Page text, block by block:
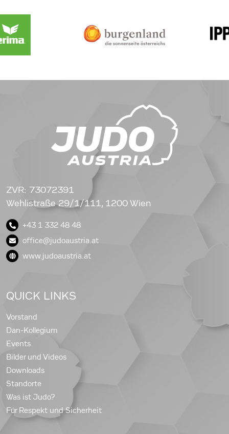
ZVR: 73072391
Wehlistraße 29/1/111, 1200 Wien
+43 1 332 48 48
office@judoaustria.at
www.judoaustria.at
QUICK LINKS
Vorstand
Dan-Kollegium
Events
Bilder und Videos
Downloads
Standorte
Was ist Judo?
Für Respekt und Sicherheit